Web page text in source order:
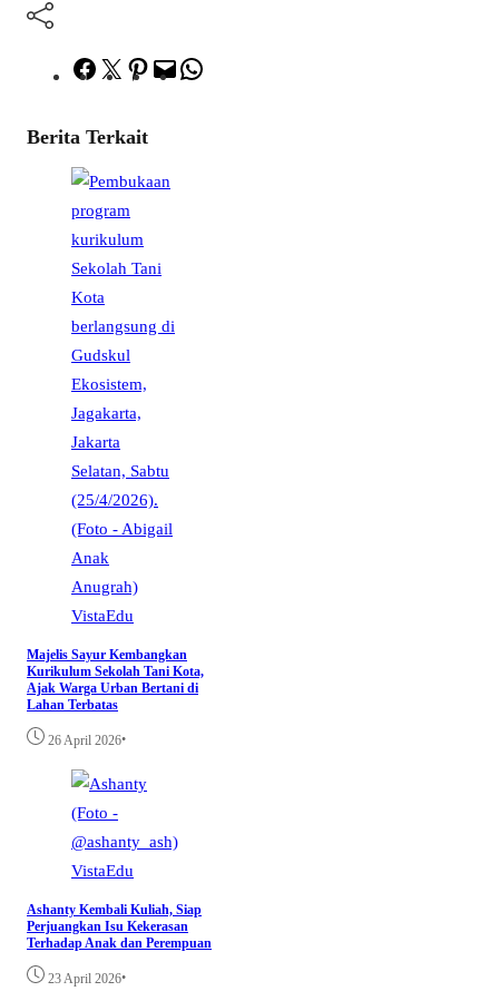
Facebook
TwitterPinterest
Mail
Berita Terkait
VistaEdu
Majelis Sayur Kembangkan
Kurikulum Sekolah Tani Kota,
Ajak Warga Urban Bertani di
Lahan Terbatas
26 April 2026•
VistaEdu
Ashanty Kembali Kuliah, Siap
Perjuangkan Isu Kekerasan
Terhadap Anak dan Perempuan
23 April 2026•